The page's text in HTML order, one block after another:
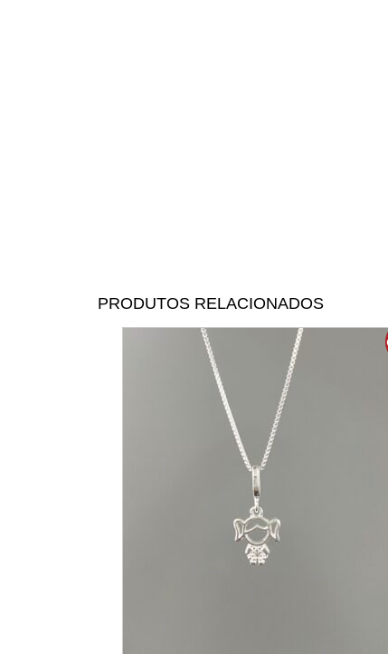
PRODUTOS RELACIONADOS